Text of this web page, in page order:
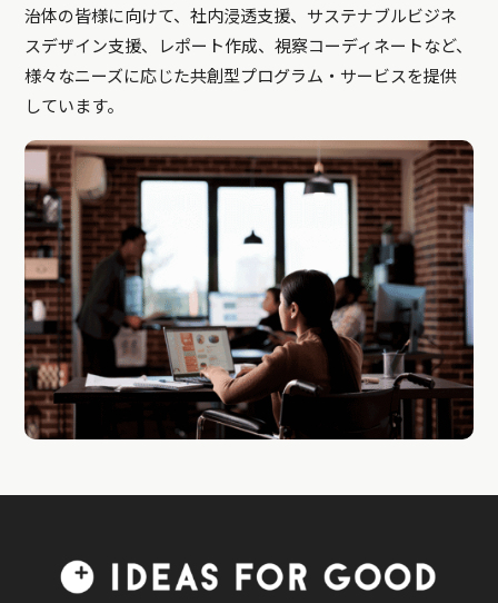
治体の皆様に向けて、社内浸透支援、サステナブルビジネ
スデザイン支援、レポート作成、視察コーディネートなど、
様々なニーズに応じた共創型プログラム・サービスを提供
しています。